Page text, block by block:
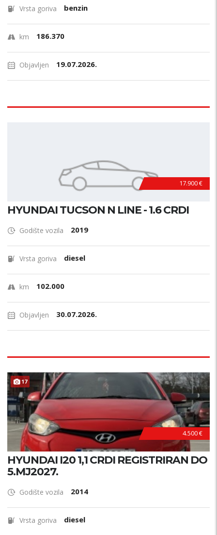
Vrsta goriva benzin
km 186.370
Objavljen 19.07.2026.
17.900 €
HYUNDAI TUCSON N LINE - 1.6 CRDI
Godište vozila 2019
Vrsta goriva diesel
km 102.000
Objavljen 30.07.2026.
17
4.500 €
HYUNDAI I20 1,1 CRDI REGISTRIRAN DO
5.MJ2027.
Godište vozila 2014
Vrsta goriva diesel